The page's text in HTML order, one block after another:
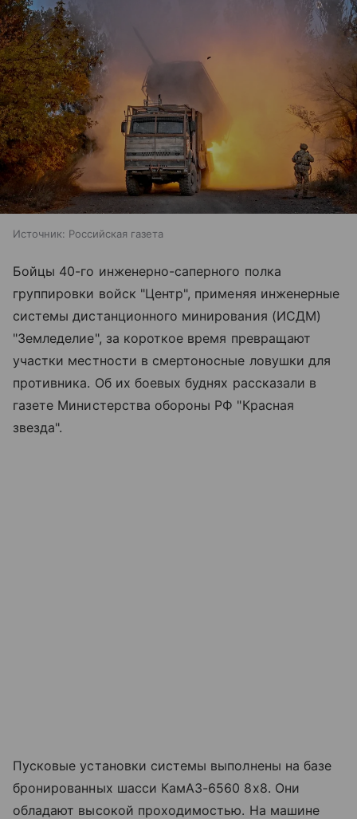
Источник: Российская газета
Бойцы 40-го инженерно-саперного полка
группировки войск "Центр", применяя инженерные
системы дистанционного минирования (ИСДМ)
"Земледелие", за короткое время превращают
участки местности в смертоносные ловушки для
противника. Об их боевых буднях рассказали в
газете Министерства обороны РФ "Красная
звезда".
Пусковые установки системы выполнены на базе
бронированных шасси КамАЗ-6560 8х8. Они
обладают высокой проходимостью. На машине